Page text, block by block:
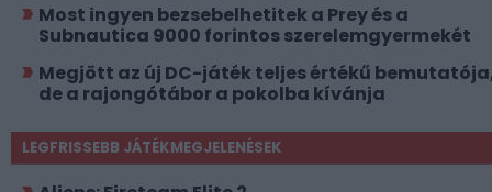
Most ingyen bezsebelhetitek a Prey és a
Subnautica 9000 forintos szerelemgyermekét
Megjött az új DC-játék teljes értékű
de a rajongótábor a pokolba kívánja
LEGFRISSEBB JÁTÉKMEGJELENÉSEK